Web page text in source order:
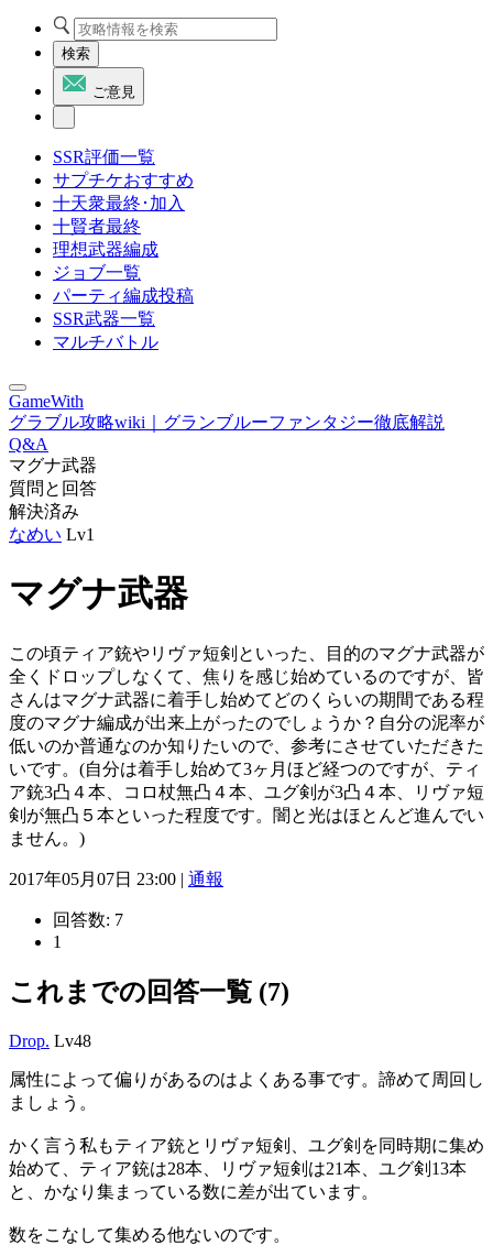
検索
ご意見
SSR評価一覧
サプチケおすすめ
十天衆最終･加入
十賢者最終
理想武器編成
ジョブ一覧
パーティ編成投稿
SSR武器一覧
マルチバトル
GameWith
グラブル攻略wiki｜グランブルーファンタジー徹底解説
Q&A
マグナ武器
質問と回答
解決済み
なめい Lv1
マグナ武器
この頃ティア銃やリヴァ短剣といった、目的のマグナ武器が
全くドロップしなくて、焦りを感じ始めているのですが、皆
さんはマグナ武器に着手し始めてどのくらいの期間である程
度のマグナ編成が出来上がったのでしょうか？自分の泥率が
低いのか普通なのか知りたいので、参考にさせていただきた
いです。(自分は着手し始めて3ヶ月ほど経つのですが、ティ
ア銃3凸４本、コロ杖無凸４本、ユグ剣が3凸４本、リヴァ短
剣が無凸５本といった程度です。闇と光はほとんど進んでい
ません。)
2017年05月07日 23:00 | 通報
回答数: 7
1
これまでの回答一覧 (7)
Drop. Lv48
属性によって偏りがあるのはよくある事です。諦めて周回し
ましょう。
かく言う私もティア銃とリヴァ短剣、ユグ剣を同時期に集め
始めて、ティア銃は28本、リヴァ短剣は21本、ユグ剣13本
と、かなり集まっている数に差が出ています。
数をこなして集める他ないのです。